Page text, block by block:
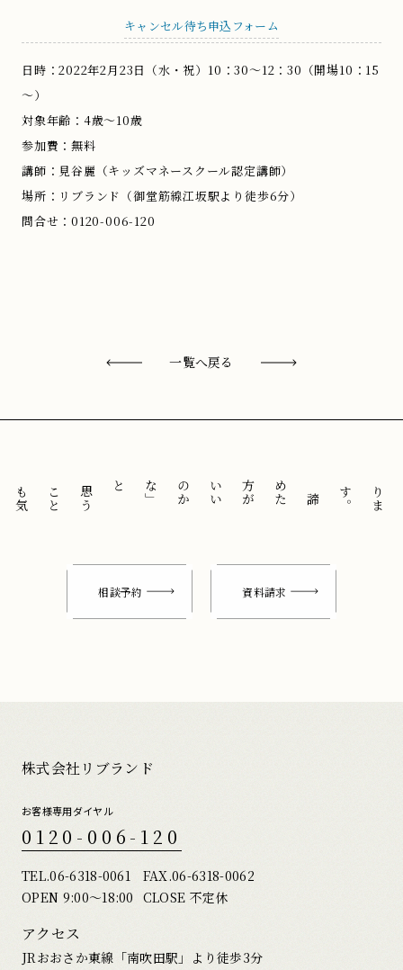
キャンセル待ち申込フォーム
日時：2022年2月23日（水・祝）10：30～12：30（開場10：15
～）
対象年齢：4歳～10歳
参加費：無料
講師：見谷麗（キッズマネースクール認定講師）
場所：リブランド（御堂筋線江坂駅より徒歩6分）
問合せ：0120-006-120
一覧へ戻る
。
「
諦
め
た
方
が
い
い
の
か
な
」
と
思
う
こ
と
も
気
に
せ
ずに
相談予約 資料請求
株式会社リブランド
お客様専用ダイヤル
0120-006-120
TEL.06-6318-0061
FAX.06-6318-0062
OPEN 9:00〜18:00 CLOSE 不定休
アクセス
JRおおさか東線「南吹田駅」より徒歩3分